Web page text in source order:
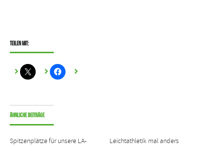
Teilen mit:
Ähnliche Beiträge
Spitzenplätze für unsere LA-
Leichtathletik mal anders